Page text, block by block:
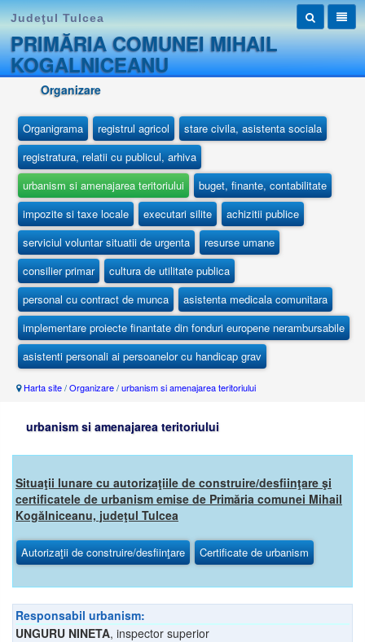
Judeţul Tulcea
PRIMĂRIA COMUNEI MIHAIL
KOGALNICEANU
Organizare
Organigrama registrul agricol
stare civila, asistenta sociala
registratura, relatii cu publicul, arhiva
urbanism si amenajarea teritoriului
buget, finante, contabilitate
impozite si taxe locale
executari silite
achizitii publice
serviciul voluntar situatii de urgenta
resurse umane
consilier primar
cultura de utilitate publica
personal cu contract de munca
asistenta medicala comunitara
implementare proiecte finantate din fonduri europene nerambursabile
asistenti personali ai persoanelor cu handicap grav
Harta site/Organizare/urbanism si amenajarea teritoriului
urbanism si amenajarea teritoriului
Situaţii lunare cu autorizaţiile de construire/desfiinţare şi
certificatele de urbanism emise de Primăria comunei Mihail
Kogălniceanu, judeţul Tulcea
Autorizaţii de construire/desfiinţare Certificate de urbanism
Responsabil urbanism:
UNGURU NINETA, inspector superior